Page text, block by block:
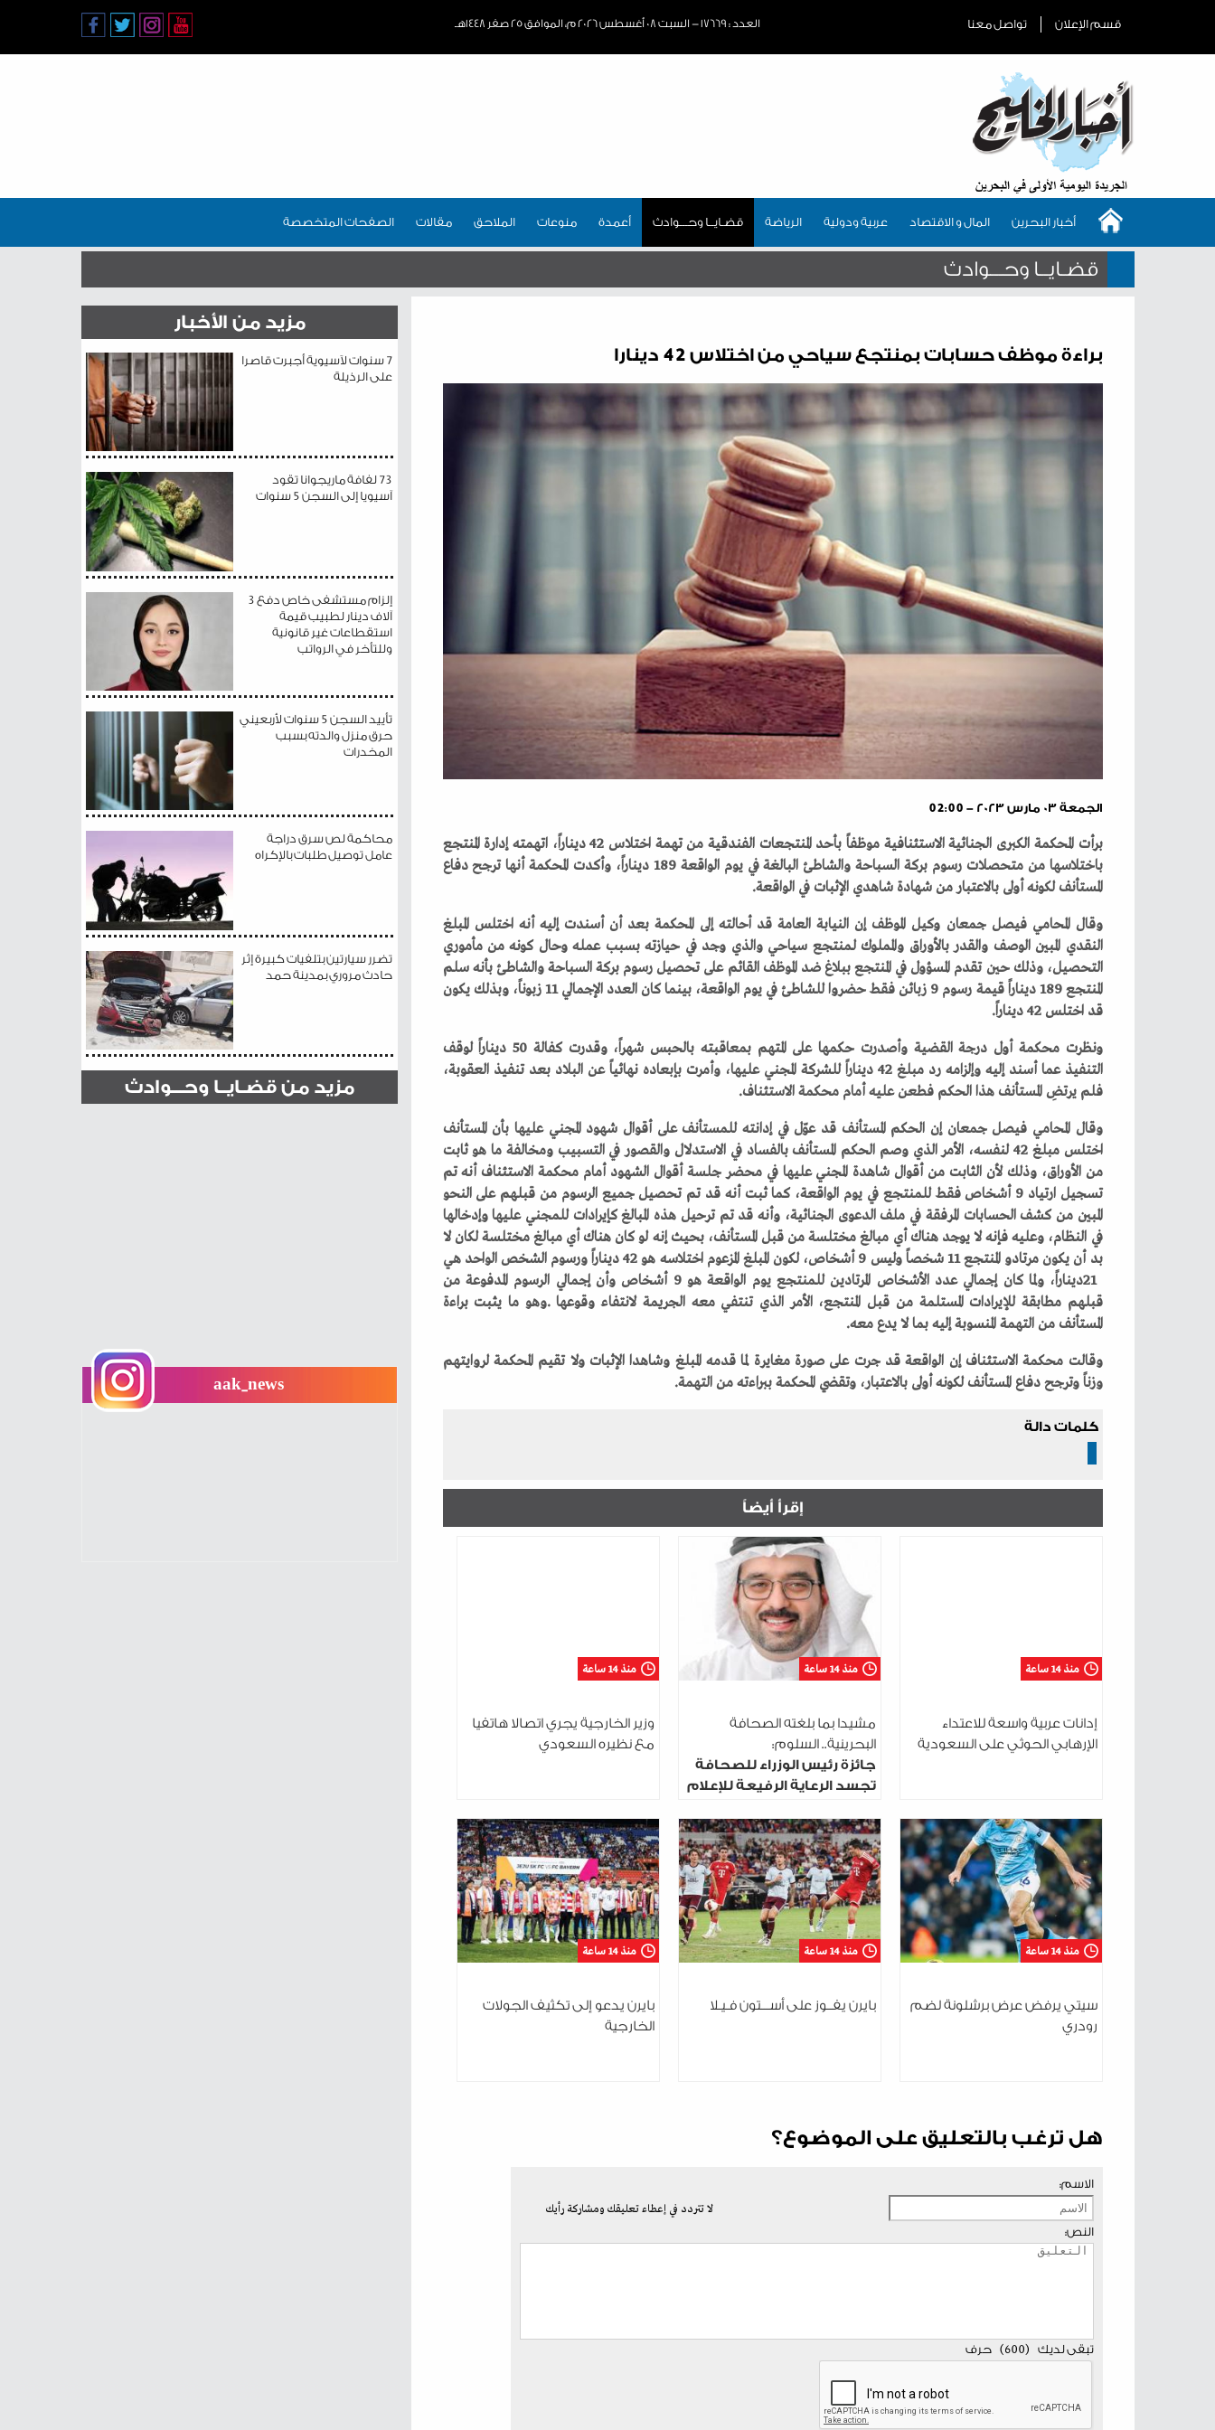
قسم الإعلان تواصل معنا العدد : ١٧٦٦٩ - السبت ٠٨ أغسطس ٢٠٢٦ م، الموافق ٢٥ صفر ١٤٤٨هـ
أخبار البحرين المال و الاقتصاد عربية ودولية الرياضة قضـايــا وحـــوادث أعمدة منوعات الملاحق مقالات الصفحات المتخصصة
قضـايــا وحـــوادث
براءة موظف حسابات بمنتجع سياحي من اختلاس 42 دينارا
الجمعة ٠٣ مارس ٢٠٢٣ - 02:00
‬المستأنف‭ ‬لكونه‭ ‬أولى‭ ‬بالاعتبار‭ ‬من‭ ‬شهادة‭ ‬شاهدي‭ ‬الإثبات‭ ‬في‭ ‬الواقعة‭.‬
‬قد‭ ‬اختلس‭ ‬42‭ ‬ديناراً‭.‬
‬فلم‭ ‬يرتضِ‭ ‬المستأنف‭ ‬هذا‭ ‬الحكم‭ ‬فطعن‭ ‬عليه‭ ‬أمام‭ ‬محكمة‭ ‬الاستئناف‭. ‬
‬المستأنف‭ ‬من‭ ‬التهمة‭ ‬المنسوبة‭ ‬إليه‭ ‬بما‭ ‬لا‭ ‬يدع‭ ‬معه‭.‬
‬وزناً‭ ‬وترجح‭ ‬دفاع‭ ‬المستأنف‭ ‬لكونه‭ ‬أولى‭ ‬بالاعتبار،‭ ‬وتقضي‭ ‬المحكمة‭ ‬ببراءته‭ ‬من‭ ‬التهمة‭.‬
كلمات دالة
إقرأ أيضاً
منذ 14 ساعة
إدانات عربية واسعة للاعتداء
الإرهابي الحوثي على السعودية
منذ 14 ساعة
مشيدا بما بلغته الصحافة
البحرينية.. السلوم:
جائزة رئيس الوزراء للصحافة
تجسد الرعاية الرفيعة للإعلام
منذ 14 ساعة
وزير الخارجية يجري اتصالا هاتفيا
مع نظيره السعودي
منذ 14 ساعة
سيتي يرفض عرض برشلونة لضم
رودري
منذ 14 ساعة
بايرن يفــوز على أســـتون فـيـلا
منذ 14 ساعة
بايرن يدعو إلى تكثيف الجولات
الخارجية
هل ترغب بالتعليق على الموضوع؟
لا تتردد في إعطاء تعليقك ومشاركة رأيك
الاسم:
النص:
تبقى لديك (
600
)حرف
مزيد من الأخبار
7 سنوات لآسيوية أجبرت قاصرا
على الرذيلة
73 لفافة ماريجوانا تقود
آسيويا إلى السجن 5 سنوات
إلزام مستشفى خاص دفع 3
آلاف دينار لطبيب قيمة
استقطاعات غير قانونية
وللتأخر في الرواتب
تأييد السجن 5 سنوات لأربعيني
حرق منزل والدته بسبب
المخدرات
محاكمة لص سرق دراجة
عامل توصيل طلبات بالإكراه
تضرر سيارتين بتلفيات كبيرة إثر
حادث مروري بمدينة حمد
مزيد من قضـايــا وحـــوادث
aak_news